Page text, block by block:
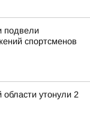
подвели
спортсменов
утонули 2